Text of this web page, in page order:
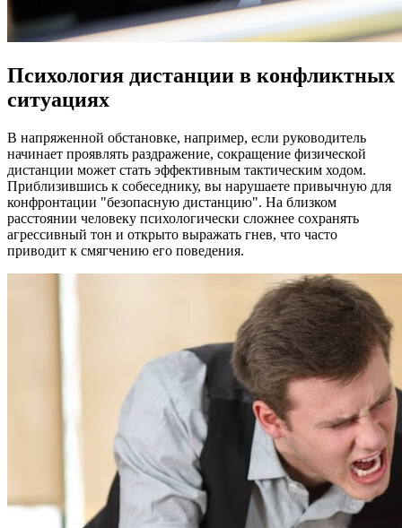
Психология дистанции в конфликтных
ситуациях
В напряженной обстановке, например, если руководитель
начинает проявлять раздражение, сокращение физической
дистанции может стать эффективным тактическим ходом.
Приблизившись к собеседнику, вы нарушаете привычную для
конфронтации "безопасную дистанцию". На близком
расстоянии человеку психологически сложнее сохранять
агрессивный тон и открыто выражать гнев, что часто
приводит к смягчению его поведения.